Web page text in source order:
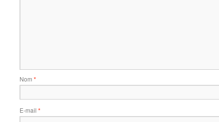
Nom *
E-mail *